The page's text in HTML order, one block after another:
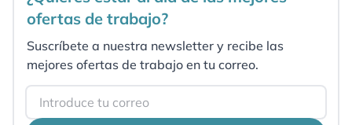
ofertas de trabajo?
Suscríbete a nuestra newsletter y recibe las
mejores ofertas de trabajo en tu correo.
Email